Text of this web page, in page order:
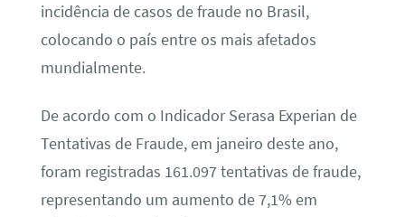
incidência de casos de fraude no Brasil,
colocando o país entre os mais afetados
mundialmente.
De acordo com o Indicador Serasa Experian de
Tentativas de Fraude, em janeiro deste ano,
foram registradas 161.097 tentativas de fraude,
representando um aumento de 7,1% em